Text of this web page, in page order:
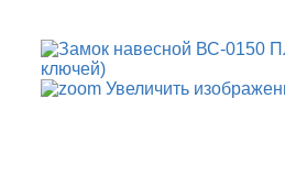
Увеличить